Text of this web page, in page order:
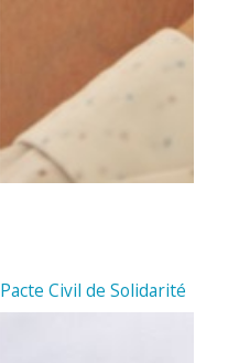
Pacte Civil de Solidarité